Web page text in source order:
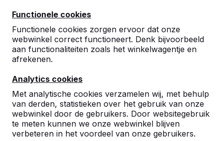
Functionele cookies
Functionele cookies zorgen ervoor dat onze
webwinkel correct functioneert. Denk bijvoorbeeld
aan functionaliteiten zoals het winkelwagentje en
afrekenen.
Analytics cookies
Met analytische cookies verzamelen wij, met behulp
van derden, statistieken over het gebruik van onze
webwinkel door de gebruikers. Door websitegebruik
te meten kunnen we onze webwinkel blijven
verbeteren in het voordeel van onze gebruikers.
Betonnen tafeltennistafels,